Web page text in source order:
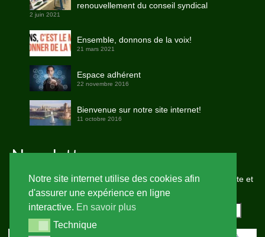
renouvellement du conseil syndical
2 juin 2021
Ensemble, donnons de la voix!
21 mars 2021
Espace adhérent
22 novembre 2016
Bienvenue sur notre site internet!
11 octobre 2016
Newsletter
Saisissez votre adresse e-mail pour vous abonner à notre site et
recevoir une notification de chaque nouvel article par email.
Adresse
Notre site internet utilise des cookies afin
d'assurer une expérience en ligne
interactive. En savoir plus
Technique
Technique